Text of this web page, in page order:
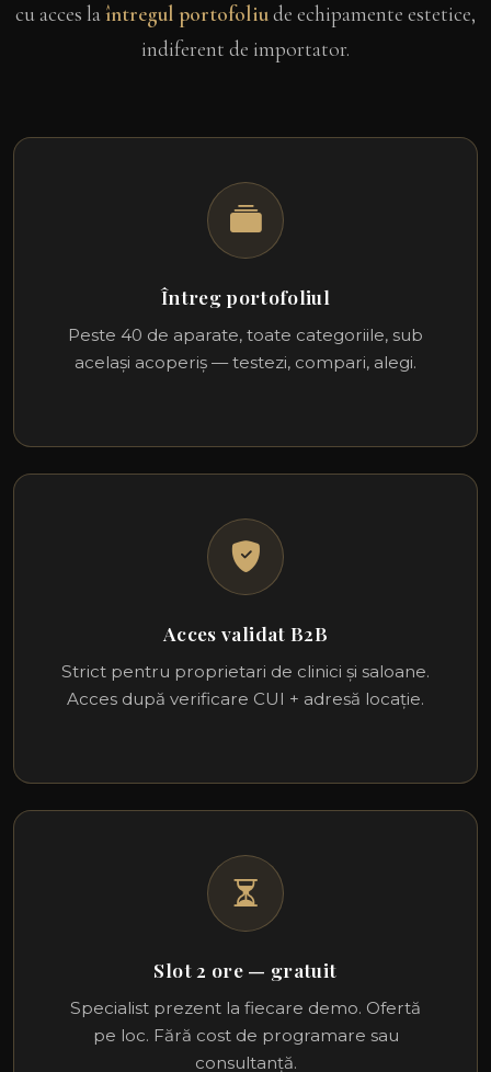
cu acces laîntregul portofoliude echipamente estetice,
indiferent de importator.
Întreg portofoliul
Peste 40 de aparate, toate categoriile, sub
același acoperiș — testezi, compari, alegi.
Acces validat B2B
Strict pentru proprietari de clinici și saloane.
Acces după verificare CUI + adresă locație.
Slot 2 ore — gratuit
Specialist prezent la fiecare demo. Ofertă
pe loc. Fără cost de programare sau
consultanță.